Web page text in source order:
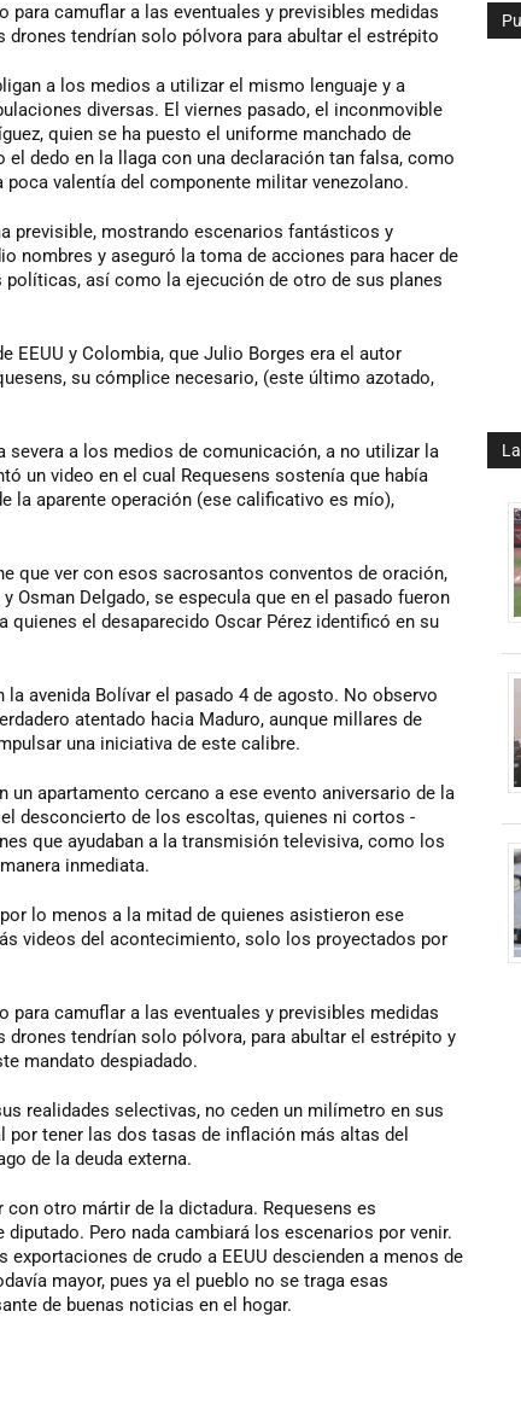
para camuflar a las eventuales y previsibles medidas
tendrían solo pólvora para abultar el estrépito
a los medios a utilizar el mismo lenguaje y a
diversas. El viernes pasado, el inconmovible
quien se ha puesto el uniforme manchado de
dedo en la llaga con una declaración tan falsa, como
valentía del componente militar venezolano.
previsible, mostrando escenarios fantásticos y
nombres y aseguró la toma de acciones para hacer de
así como la ejecución de otro de sus planes
EEUU y Colombia, que Julio Borges era el autor
su cómplice necesario, (este último azotado,
severa a los medios de comunicación, a no utilizar la
un video en el cual Requesens sostenía que había
la aparente operación (ese calificativo es mío),
que ver con esos sacrosantos conventos de oración,
Osman Delgado, se especula que en el pasado fueron
el desaparecido Oscar Pérez identificó en su
avenida Bolívar el pasado 4 de agosto. No observo
atentado hacia Maduro, aunque millares de
una iniciativa de este calibre.
un apartamento cercano a ese evento aniversario de la
desconcierto de los escoltas, quienes ni cortos -
que ayudaban a la transmisión televisiva, como los
inmediata.
lo menos a la mitad de quienes asistieron ese
videos del acontecimiento, solo los proyectados por
para camuflar a las eventuales y previsibles medidas
tendrían solo pólvora, para abultar el estrépito y
mandato despiadado.
realidades selectivas, no ceden un milímetro en sus
tener las dos tasas de inflación más altas del
de la deuda externa.
otro mártir de la dictadura. Requesens es
Pero nada cambiará los escenarios por venir.
de crudo a EEUU descienden a menos de
mayor, pues ya el pueblo no se traga esas
de buenas noticias en el hogar.